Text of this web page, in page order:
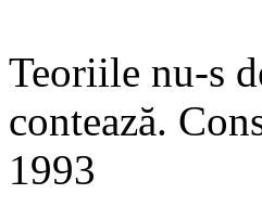
Teoriile nu-s
contează.
1993